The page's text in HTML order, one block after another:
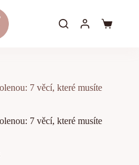
Shopping
7 věcí, které musíte
7 věcí, které musíte